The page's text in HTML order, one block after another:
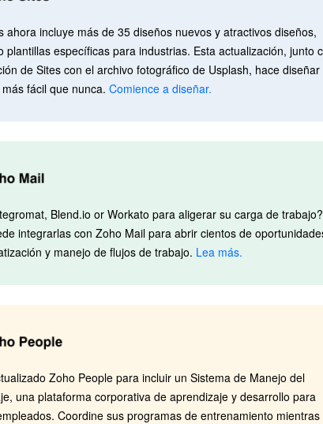
ahora incluye más de 35 diseños nuevos y atractivos diseños,
plantillas específicas para industrias. Esta actualización, junto
de Sites con el archivo fotográfico de Usplash, hace diseñar
fácil que nunca. Comience a diseñar.
Blend.io or Workato para aligerar su carga de trabajo?
integrarlas con Zoho Mail para abrir cientos de
y manejo de flujos de trabajo. Lea más.
Zoho People para incluir un Sistema de Manejo del
una plataforma corporativa de aprendizaje y desarrollo para
Coordine sus programas de entrenamiento mientras